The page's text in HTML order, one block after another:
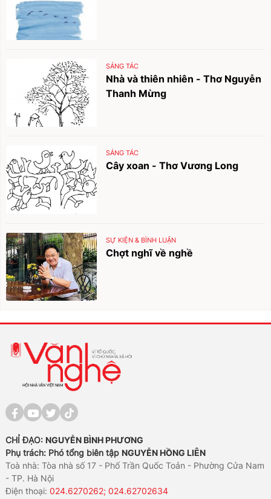
SÁNG TÁC
Nhà và thiên nhiên - Thơ Nguyễn
Thanh Mừng
SÁNG TÁC
Cây xoan - Thơ Vương Long
SỰ KIỆN & BÌNH LUẬN
Chợt nghĩ về nghề
CHỈ ĐẠO: NGUYỄN BÌNH PHƯƠNG
Phụ trách: Phó tổng biên tập NGUYỄN HỒNG LIÊN
Toà nhà: Tòa nhà số 17 - Phố Trần Quốc Toản - Phường Cửa Nam
- TP. Hà Nội
Điện thoại:024.6270262; 024.62702634